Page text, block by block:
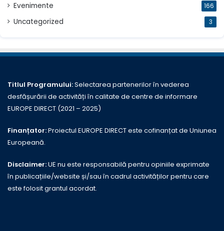
Evenimente 166
Uncategorized 3
Titlul Programului:Selectarea partenerilor în vederea
desfășurării de activități în calitate de centre de informare
EUROPE DIRECT (2021 – 2025)
Finanțator:Proiectul EUROPE DIRECT este cofinanțat de Uniunea
Europeană.
Disclaimer:UE nu este responsabilă pentru opiniile exprimate
în publicațiile/website și/sau în cadrul activităților pentru care
este folosit grantul acordat.